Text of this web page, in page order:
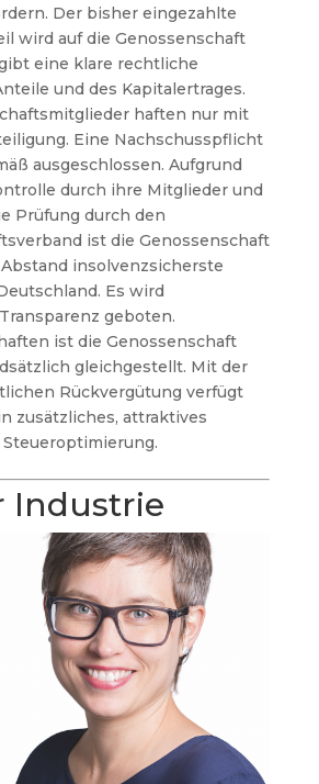
Der bisher eingezahlte
wird auf die Genossenschaft
eine klare rechtliche
und des Kapitalertrages.
haften nur mit
Eine Nachschusspflicht
ausgeschlossen. Aufgrund
durch ihre Mitglieder und
Prüfung durch den
ist die Genossenschaft
insolvenzsicherste
Es wird
geboten.
ist die Genossenschaft
gleichgestellt. Mit der
Rückvergütung verfügt
zusätzliches, attraktives
Industrie